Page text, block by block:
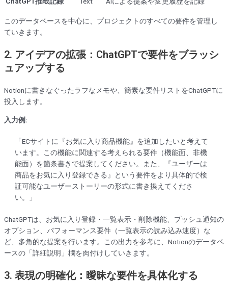
このデータベースを中心に、プロジェクトのすべての要件を管理し
ていきます。
2. アイデアの拡張：ChatGPTで要件をブラッシ
ュアップする
Notionに書きなぐったラフなメモや、簡素な要件リストをChatGPTに
投入します。
入力例:
「ECサイトに『お気に入り商品機能』を追加したいと考えて
います。この機能に関連する考えられる要件（機能面、非機
能面）を箇条書きで提案してください。また、『ユーザーは
商品をお気に入り登録できる』という要件をより具体的で検
証可能なユーザーストーリーの形式に書き換えてくださ
い。」
ChatGPTは、お気に入り登録・一覧表示・削除機能、プッシュ通知の
オプション、パフォーマンス要件（一覧表示の読み込み速度）な
ど、多角的な提案を行います。この出力を参考に、Notionのデータベ
ースの「詳細説明」欄を肉付けしていきます。
3. 表現の明確化：曖昧な要件を具体化する